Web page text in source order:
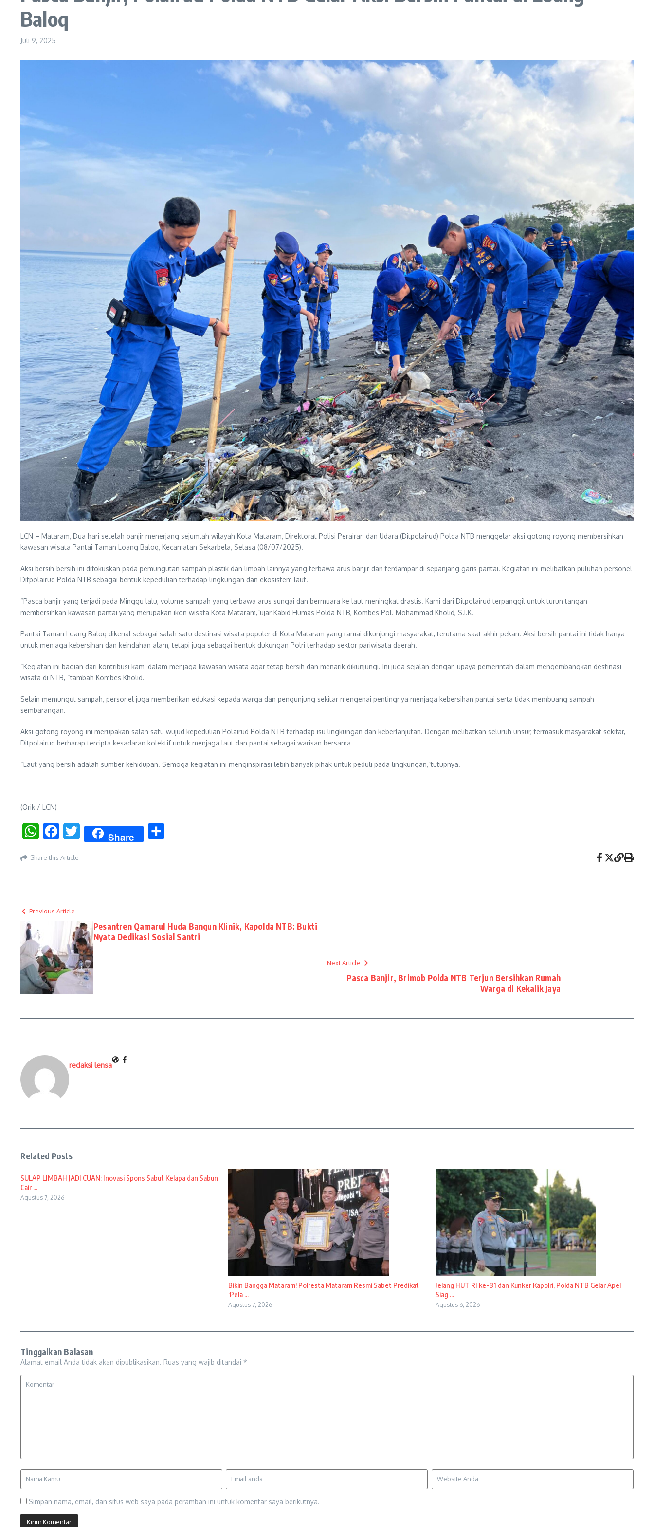
Baloq
Juli 9, 2025
LCN – Mataram, Dua hari setelah banjir menerjang sejumlah wilayah Kota Mataram, Direktorat Polisi Perairan dan Udara (Ditpolairud) Polda NTB menggelar aksi gotong royong membersihkan
kawasan wisata Pantai Taman Loang Baloq, Kecamatan Sekarbela, Selasa (08/07/2025).
Aksi bersih-bersih ini difokuskan pada pemungutan sampah plastik dan limbah lainnya yang terbawa arus banjir dan terdampar di sepanjang garis pantai. Kegiatan ini melibatkan puluhan personel
Ditpolairud Polda NTB sebagai bentuk kepedulian terhadap lingkungan dan ekosistem laut.
“Pasca banjir yang terjadi pada Minggu lalu, volume sampah yang terbawa arus sungai dan bermuara ke laut meningkat drastis. Kami dari Ditpolairud terpanggil untuk turun tangan
membersihkan kawasan pantai yang merupakan ikon wisata Kota Mataram,”ujar Kabid Humas Polda NTB, Kombes Pol. Mohammad Kholid, S.I.K.
Pantai Taman Loang Baloq dikenal sebagai salah satu destinasi wisata populer di Kota Mataram yang ramai dikunjungi masyarakat, terutama saat akhir pekan. Aksi bersih pantai ini tidak hanya
untuk menjaga kebersihan dan keindahan alam, tetapi juga sebagai bentuk dukungan Polri terhadap sektor pariwisata daerah.
“Kegiatan ini bagian dari kontribusi kami dalam menjaga kawasan wisata agar tetap bersih dan menarik dikunjungi. Ini juga sejalan dengan upaya pemerintah dalam mengembangkan destinasi
wisata di NTB, “tambah Kombes Kholid.
Selain memungut sampah, personel juga memberikan edukasi kepada warga dan pengunjung sekitar mengenai pentingnya menjaga kebersihan pantai serta tidak membuang sampah
sembarangan.
Aksi gotong royong ini merupakan salah satu wujud kepedulian Polairud Polda NTB terhadap isu lingkungan dan keberlanjutan. Dengan melibatkan seluruh unsur, termasuk masyarakat sekitar,
Ditpolairud berharap tercipta kesadaran kolektif untuk menjaga laut dan pantai sebagai warisan bersama.
“Laut yang bersih adalah sumber kehidupan. Semoga kegiatan ini menginspirasi lebih banyak pihak untuk peduli pada lingkungan,”tutupnya.
(Orik / LCN)
WhatsAppFacebookTwitter Share
Share this Article
Previous Article
Pesantren Qamarul Huda Bangun Klinik, Kapolda NTB: Bukti
Nyata Dedikasi Sosial Santri
Next Article
Pasca Banjir, Brimob Polda NTB Terjun Bersihkan Rumah
Warga di Kekalik Jaya
redaksi lensa
Related Posts
SULAP LIMBAH JADI CUAN: Inovasi Spons Sabut Kelapa dan Sabun
Cair ...
Agustus 7, 2026
Bikin Bangga Mataram! Polresta Mataram Resmi Sabet Predikat
‘Pela ...
Agustus 7, 2026
Jelang HUT RI ke-81 dan Kunker Kapolri, Polda NTB Gelar Apel
Siag ...
Agustus 6, 2026
Tinggalkan Balasan
Alamat email Anda tidak akan dipublikasikan. Ruas yang wajib ditandai *
Simpan nama, email, dan situs web saya pada peramban ini untuk komentar saya berikutnya.